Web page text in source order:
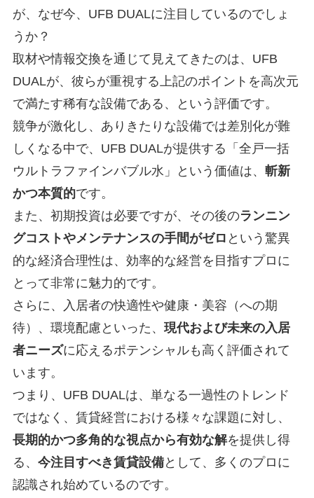
が、なぜ今、UFB DUALに注目しているのでしょ
うか？
取材や情報交換を通じて見えてきたのは、UFB
DUALが、彼らが重視する上記のポイントを高次元
で満たす稀有な設備である、という評価です。
競争が激化し、ありきたりな設備では差別化が難
しくなる中で、UFB DUALが提供する「全戸一括
ウルトラファインバブル水」という価値は、 斬新
かつ本質的です。
また、初期投資は必要ですが、その後のランニン
グコストやメンテナンスの手間がゼロ という驚異
的な経済合理性は、効率的な経営を目指すプロに
とって非常に魅力的です。
さらに、入居者の快適性や健康・美容（への期
待）、環境配慮といった、 現代および未来の入居
者ニーズに応えるポテンシャルも高く評価されて
います。
つまり、UFB DUALは、単なる一過性のトレンド
ではなく、賃貸経営における様々な課題に対し、
長期的かつ多角的な視点から有効な解を提供し得
る、 今注目すべき賃貸設備として、多くのプロに
認識され始めているのです。